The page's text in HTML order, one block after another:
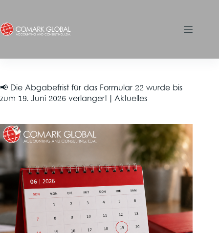
📢 Die Abgabefrist für das Formular 22 wurde bis
zum 19. Juni 2026 verlängert | Aktuelles